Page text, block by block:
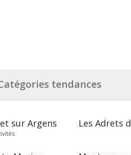
tendances
sur Argens